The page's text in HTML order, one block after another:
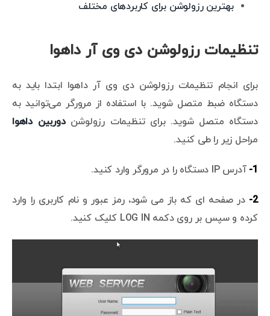
بهترین رزولوشن برای کاربردهای مختلف
تنظیمات رزولوشن دی وی آر داهوا
برای انجام تنظیمات رزولوشن دی وی آر داهوا ابتدا باید به
دستگاه ضبط متصل شوید. با استفاده از مرورگر می‌توانید به
دستگاه متصل شوید. برای تنظیمات رزولوشندوربین داهوا
مراحل زیر را طی کنید.
1- آدرس IP دستگاه را در مرورگر وارد کنید.
2- در صفحه ای که باز می شود، رمز عبور و نام کاربری را وارد
کرده و سپس بر روی دکمه LOG IN کلیک کنید.